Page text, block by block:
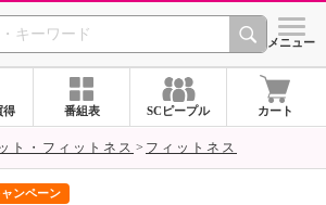
SHOP CHANNEL シメニュー
得 番組表 SCピープル カート
ト・フィットネス フィットネス
ンペーン